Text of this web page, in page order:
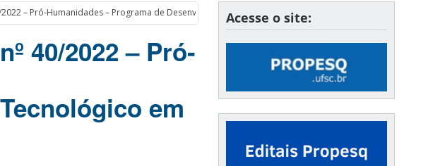
2022 – Pró-Humanidades – Programa de Desenvolvimento Científico e Tecnológico em Humanidades
40/2022 – Pró-
em
Acesse o site: